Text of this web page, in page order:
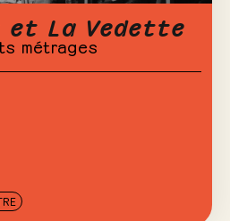
La Vedette
métrages